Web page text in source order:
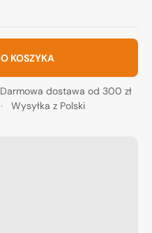
KOSZYKA
Darmowa dostawa od 300 zł
Wysyłka z Polski